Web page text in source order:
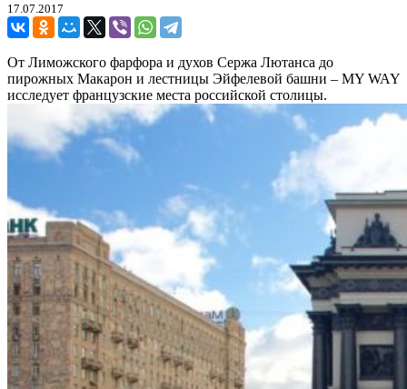
17.07.2017
От Лиможского фарфора и духов Сержа Лютанса до
пирожных Макарон и лестницы Эйфелевой башни – MY WAY
исследует французские места российской столицы.